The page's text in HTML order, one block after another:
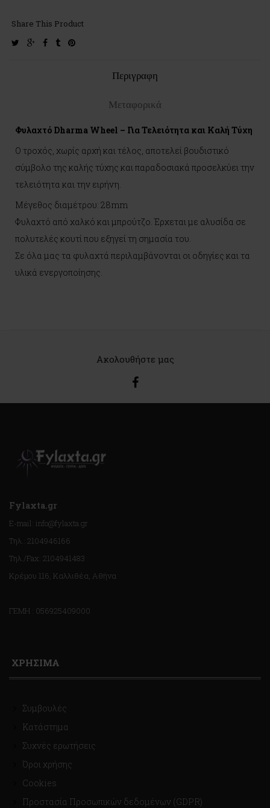
Share This Product
twittergoogle-facebook
tumblrpinterest
Περιγραφη
Μεταφορικά
Φυλαχτό Dharma Wheel – Για Τελειότητα και Καλή Τύχη
Ο τροχός, χωρίς αρχή και τέλος, αποτελεί βουδιστικό
σύμβολο της καλής τύχης και παραδοσιακά προσελκύει την
τελειότητα και την ειρήνη.
Μέγεθος διαμέτρου: 28mm
Φυλαχτό από χαλκό και μπρούτζο. Έρχεται με αλυσίδα σε
πολυτελές κουτί που εξηγεί τη σημασία του.
Σε όλα μας τα φυλαχτά περιλαμβάνονται οι οδηγίες και τα
υλικά ενεργοποίησης.
Ακολουθήστε μας
Fylaxta.gr
E-mail: info@fylaxta.gr
Τηλ.: 2104946166
Τηλ./Fax: 2104941483
Κρέμου 116, Καλλιθέα, Αθήνα
ΓΕΜΗ : 056925409000
ΧΡΗΣΙΜΑ
Συμβουλές
Κατάστημα
Συχνές ερωτήσεις
Όροι χρήσης
Cookies
Προστασία Προσωπικών δεδομένων (GDPR)